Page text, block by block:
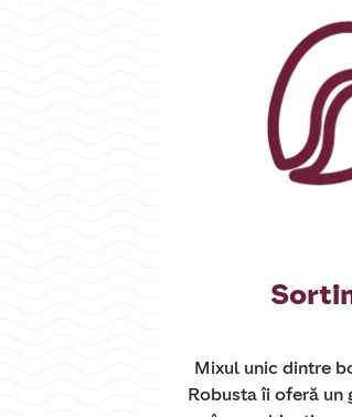
Mixul unic dintre
Robusta îi oferă